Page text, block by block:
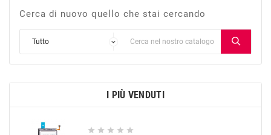
Cerca di nuovo quello che stai cercando
I PIÙ VENDUTI
    